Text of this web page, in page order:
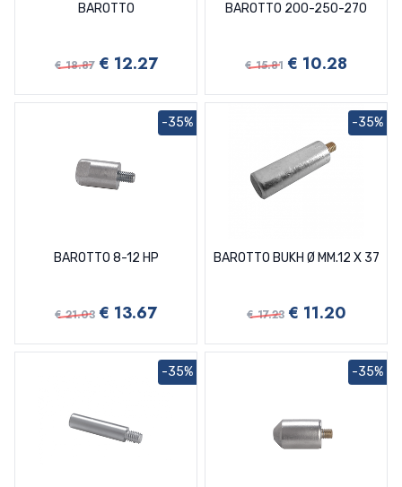
BAROTTO
€ 18.87 € 12.27
BAROTTO 200-250-270
€ 15.81 € 10.28
BAROTTO 8-12 HP
€ 21.03 € 13.67
-35%
BAROTTO BUKH Ø MM.12 X 37
€ 17.23 € 11.20
-35%
-35% -35%